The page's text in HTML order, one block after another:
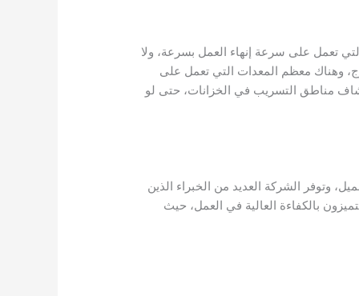
تعمل على سرعة إنهاء العمل بسرعة، ولا
وهناك معظم المعدات التي تعمل على
مناطق التسريب في الخزانات، حتى لو
وتوفر الشركة العديد من الخبراء الذين
بالكفاءة العالية في العمل، حيث